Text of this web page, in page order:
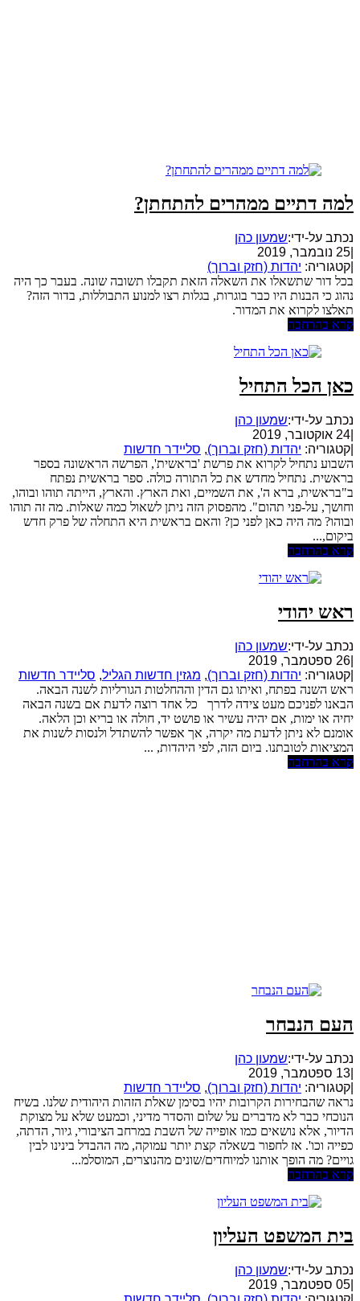
למה דתיים ממהרים להתחתן?
נכתב על-ידי:שמעון כהן
25 נובמבר, 2019
קטגוריה: יהדות (חזק וברוך)
בכל דור שתשאלו את השאלה הזאת תקבלו תשובה שונה. בעבר כך היה
נהוג כי הבנות היו כבר בוגרות, בגלות רצו למנוע התבוללות, בדור הזה?
תאלצו לקרוא את המדור.
קרא בהרחבה
כאן הכל התחיל
נכתב על-ידי:שמעון כהן
24 אוקטובר, 2019
קטגוריה: יהדות (חזק וברוך), סליידר חדשות
השבוע נתחיל לקרוא את פרשת 'בראשית', הפרשה הראשונה בספר
בראשית. נתחיל מחדש את כל התורה כולה. ספר בראשית נפתח
ב"בראשית, ברא ה', את השמיים, ואת הארץ. והארץ, הייתה תוהו ובוהו,
וחושך, על-פני תהום". מהפסוק הזה ניתן לשאול כמה שאלות. מה זה תוהו
ובוהו? מה היה כאן לפני כן? והאם בראשית היא התחלה של פרק חדש
ביקום,...
קרא בהרחבה
ראש יהודי
נכתב על-ידי:שמעון כהן
26 ספטמבר, 2019
קטגוריה: יהדות (חזק וברוך), מגזין חדשות הגליל, סליידר חדשות
ראש השנה בפתח, ואיתו גם הדין וההחלטות הגורליות לשנה הבאה.
הבאנו לפניכם מעט צידה לדרך כל אחד רוצה לדעת אם בשנה הבאה
יחיה או ימות, אם יהיה עשיר או פושט יד, חולה או בריא וכן הלאה.
אומנם לא ניתן לדעת מה יקרה, אך אפשר להשתדל ולנסות לשנות את
המציאות לטובתנו. ביום הזה, לפי היהדות, ...
קרא בהרחבה
העם הנבחר
נכתב על-ידי:שמעון כהן
13 ספטמבר, 2019
קטגוריה: יהדות (חזק וברוך), סליידר חדשות
נראה שהבחירות הקרובות יהיו בסימן שאלת הזהות היהודית שלנו. בשיח
הנוכחי כבר לא מדברים על שלום והסדר מדיני, וכמעט שלא על מצוקת
הדיור, אלא נושאים כמו אופייה של השבת במרחב הציבורי, גיור, הדתה,
כפייה וכו'. אז לחפור בשאלה קצת יותר עמוקה, מה ההבדל בינינו לבין
גויים? מה הופך אותנו למיוחדים/שונים מהנוצרים, המוסלמ...
קרא בהרחבה
בית המשפט העליון
נכתב על-ידי:שמעון כהן
05 ספטמבר, 2019